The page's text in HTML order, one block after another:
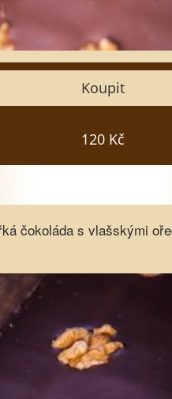
Koupit
120 Kč
Zavřít
Vložit do košíku
čokoláda s vlašskými
čokoláda s vlašskými ořechy
1
3